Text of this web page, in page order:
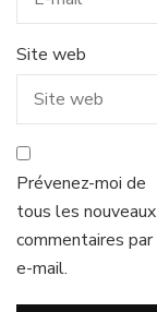
Site web
Prévenez-moi de
tous les nouveaux
commentaires par
e-mail.